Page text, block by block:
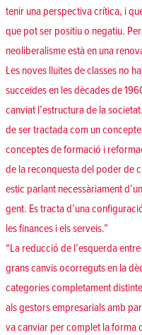
tenir una perspectiva crítica, i
que pot ser positiu o negatiu.
neoliberalisme està en una
Les noves lluites de classes no
succeïdes en les dècades de
canviat l’estructura de la
de ser tractada com un
conceptes de formació i
de la reconquesta del poder de
estic parlant necessàriament
gent. Es tracta d’una
les finances i els serveis.”
“La reducció de l’esquerda
grans canvis ocorreguts en la
categories completament
als gestors empresarials amb
va canviar per complet la forma